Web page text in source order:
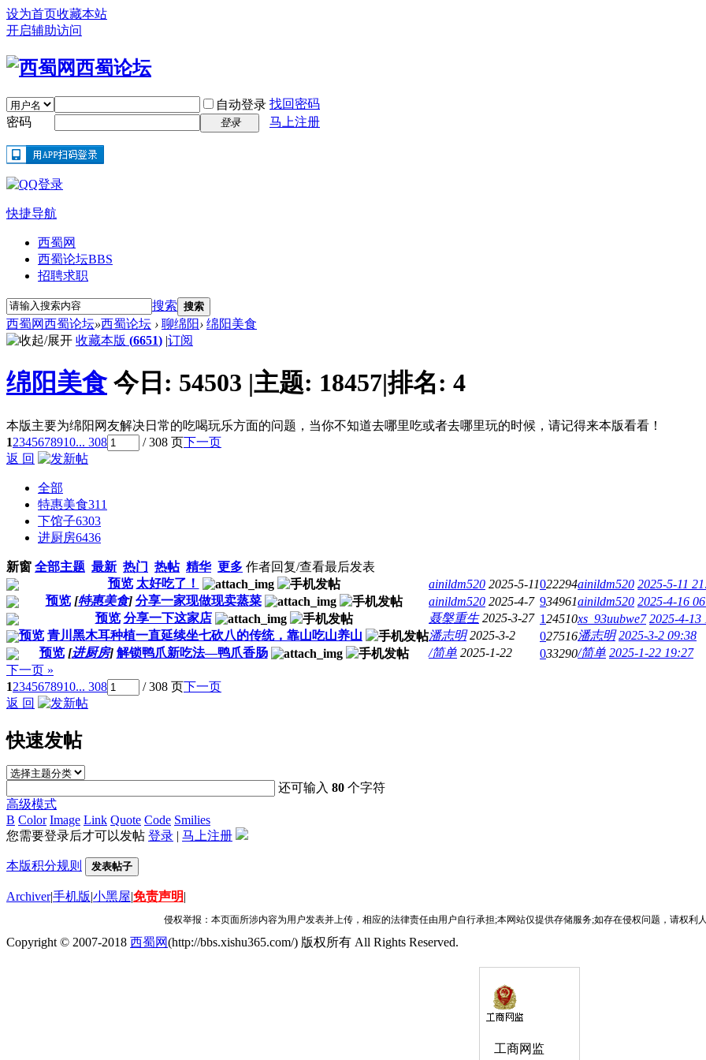
设为首页收藏本站
开启辅助访问
自动登录 找回密码
密码
登录 马上注册
快捷导航
西蜀网
西蜀论坛BBS
招聘求职
搜索 搜索
西蜀网西蜀论坛»西蜀论坛 › 聊绵阳› 绵阳美食
收藏本版 (6651) |订阅
绵阳美食 今日: 54503 |主题: 18457|排名: 4
本版主要为绵阳网友解决日常的吃喝玩乐方面的问题，当你不知道去哪里吃或者去哪里玩的时候，请记得来本版看看！
12345678910... 308 / 308 页下一页
返 回
全部
特惠美食311
下馆子6303
进厨房6436
新窗 全部主题 最新 热门 热帖 精华 更多 作者回复/查看最后发表
预览 太好吃了！ ainildm520 2025-5-11022294ainildm520 2025-5-11
预览 [特惠美食] 分享一家现做现卖蒸菜 ainildm520 2025-4-7 934961ainildm520 2025-4-16
预览 分享一下这家店 聂槃重生 2025-3-27 124510xs_93uubwe7 2025-4-13
预览 青川黑木耳种植一直延续坐七砍八的传统，靠山吃山养山 潘志明 2025-3-2 027516潘志明 2025-3-2 09:38
预览 [进厨房] 解锁鸭爪新吃法—鸭爪香肠 /简单 2025-1-22 033290/简单 2025-1-22 19:27
下一页 »
12345678910... 308 / 308 页下一页
返 回
快速发帖
还可输入80 个字符
高级模式
B Color Image Link Quote Code Smilies
您需要登录后才可以发帖 登录 | 马上注册
本版积分规则 发表帖子
Archiver|手机版|小黑屋|免责声明|
侵权举报：本页面所涉内容为用户发表并上传，相应的法律责任由用户自行承担;本网站仅提供存储服务;如存在侵权问题，请权利
Copyright © 2007-2018 西蜀网(http://bbs.xishu365.com/) 版权所有 All Rights Reserved.
工商网监